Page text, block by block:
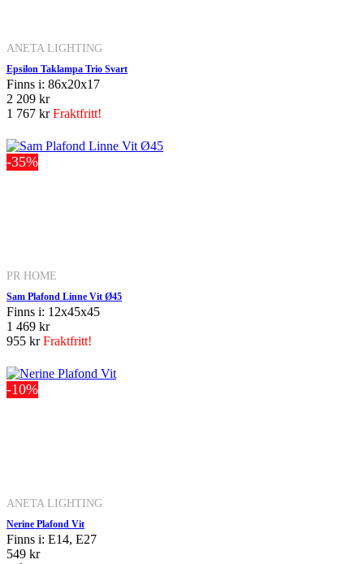
ANETA LIGHTING
Epsilon Taklampa Trio Svart
Finns i: 86x20x17
2 209 kr
1 767 krFraktfritt!
-35%
PR HOME
Sam Plafond Linne Vit Ø45
Finns i: 12x45x45
1 469 kr
955 krFraktfritt!
-10%
ANETA LIGHTING
Nerine Plafond Vit
Finns i: E14, E27
549 kr